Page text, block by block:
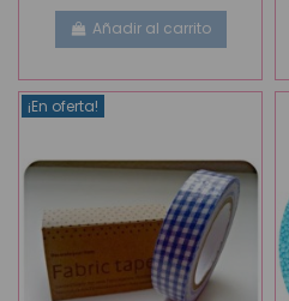
Añadir al carrito
¡En oferta!